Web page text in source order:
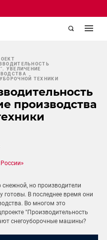
УВЕЛИЧЕНИЕ
ТЕХНИКИ
производства
но производители
готовы. В последнее время они
Во многом это
"Производительность
снегоуборочные машины?